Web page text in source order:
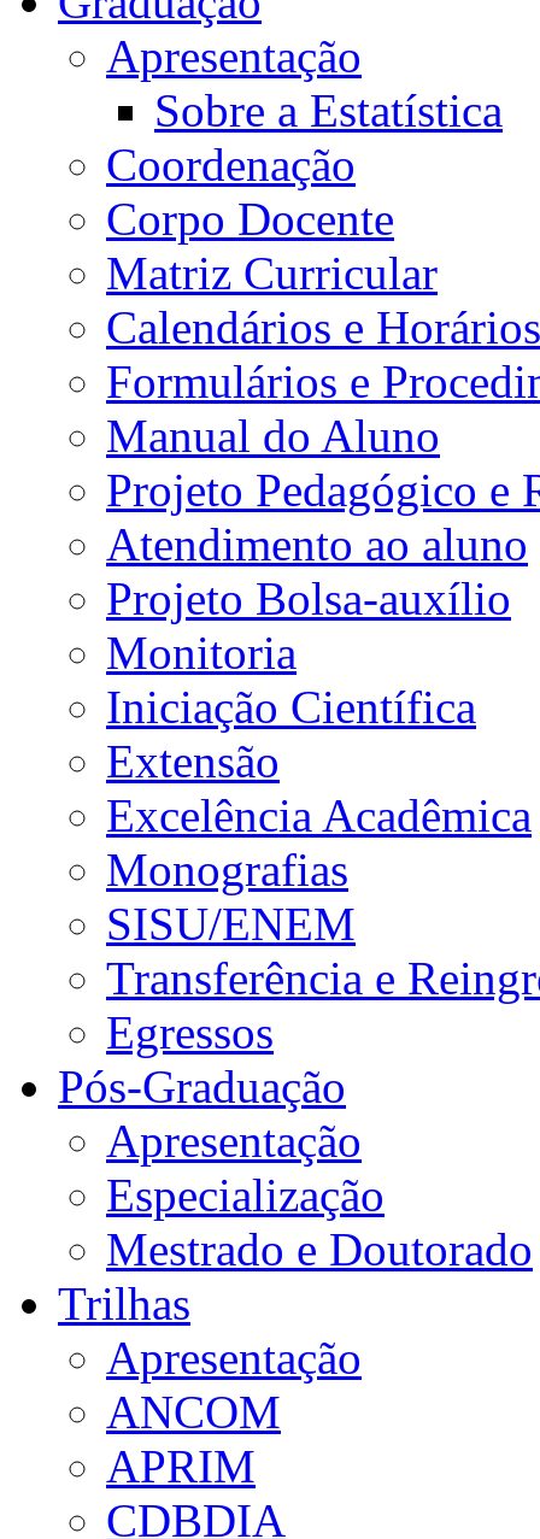
Apresentação
Sobre a Estatística
Coordenação
Corpo Docente
Matriz Curricular
Calendários e Horários
Formulários e
Manual do Aluno
Projeto Pedagógico e
Atendimento ao aluno
Projeto Bolsa-auxílio
Monitoria
Iniciação Científica
Extensão
Excelência Acadêmica
Monografias
SISU/ENEM
Transferência e
Egressos
Pós-Graduação
Apresentação
Especialização
Mestrado e Doutorado
Trilhas
Apresentação
ANCOM
APRIM
CDBDIA